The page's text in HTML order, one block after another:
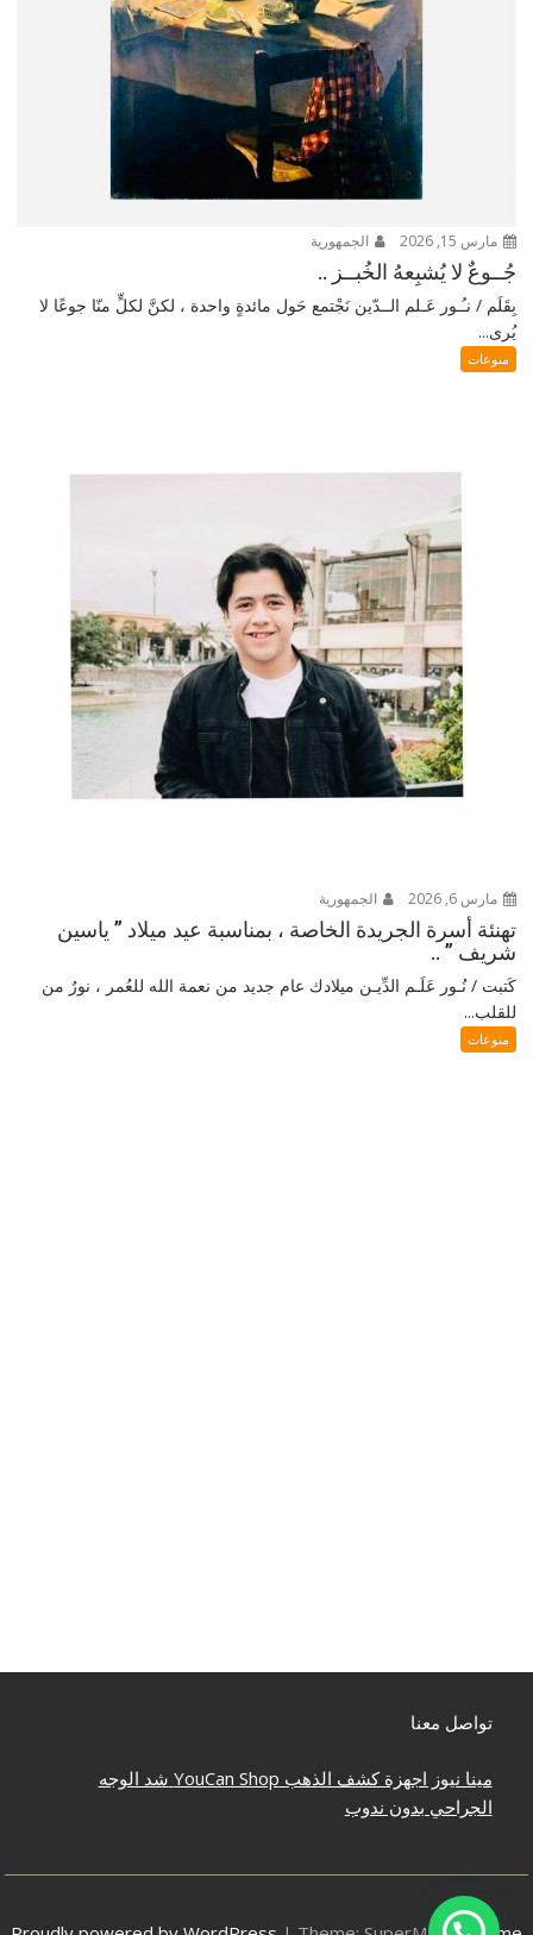
مارس 15, 2026 الجمهورية
جُــوعٌ لا يُشبِعهُ الخُبــز ..
بِقَلَم / نـُـور عَـلم الــدّين نَجْتمع حَول مائدةٍ واحدة ، لكنَّ لكلٍّ منّا جوعًا لا
يُرى...
منوعات
مارس 6, 2026 الجمهورية
تهنئة أسرة الجريدة الخاصة ، بمناسبة عيد ميلاد ” ياسين
شريف ” ..
كَتبت / نُـور عَلَـم الدِّيـن ميلادك عام جديد من نعمة الله للعُمر ، نورٌ من
للقلب...
منوعات
تواصل معنا
مينا نيوز اجهزة كشف الذهب YouCan Shop شد الوجه
الجراحي بدون ندوب